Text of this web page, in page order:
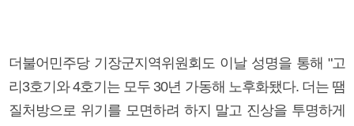
더불어민주당 기장군지역위원회도 이날 성명을 통해 "고
리3호기와 4호기는 모두 30년 가동해 노후화됐다. 더는 땜
질처방으로 위기를 모면하려 하지 말고 진상을 투명하게